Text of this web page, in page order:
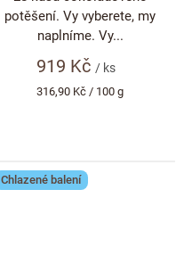
919 Kč / ks
Měrná
316,90 Kč / 100 g
potěšení. Vy vyberete, my
naplníme. Vy...
Chlazené balení